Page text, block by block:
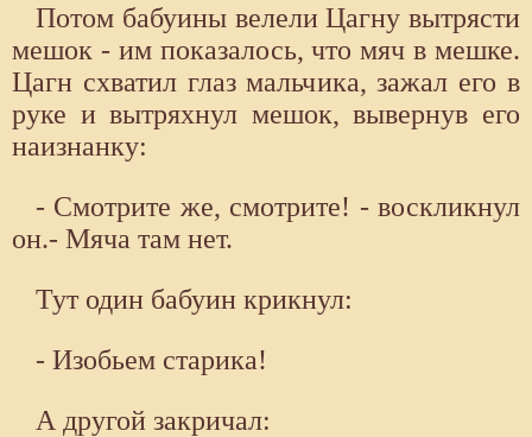
Потом бабуины велели Цагну вытрясти
мешок - им показалось, что мяч в мешке.
Цагн схватил глаз мальчика, зажал его в
руке и вытряхнул мешок, вывернув его
наизнанку:
- Смотрите же, смотрите! - воскликнул
он.- Мяча там нет.
Тут один бабуин крикнул:
- Изобьем старика!
А другой закричал: